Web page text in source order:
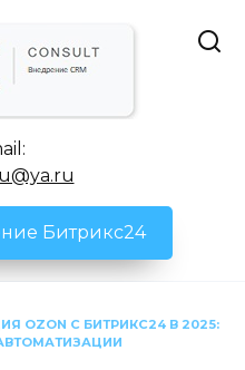
Битрикс24
OZON С БИТРИКС24 В 2025: